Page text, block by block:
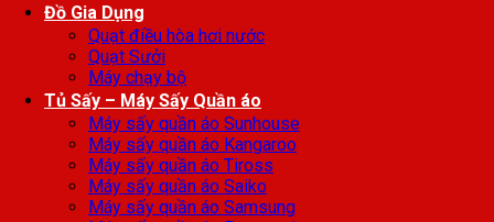
Đồ Gia Dụng
Quạt điều hòa hơi nước
Quạt Sưởi
Máy chạy bộ
Tủ Sấy – Máy Sấy Quần áo
Máy sấy quần áo Sunhouse
Máy sấy quần áo Kangaroo
Máy sấy quần áo Tiross
Máy sấy quần áo Saiko
Máy sấy quần áo Samsung